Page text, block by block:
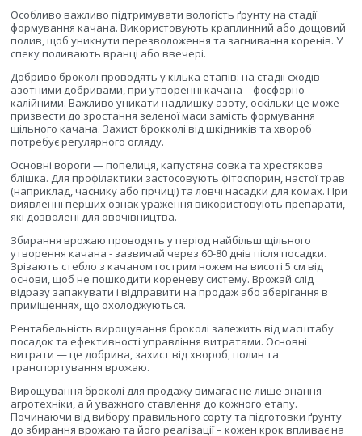
Особливо важливо підтримувати вологість ґрунту на стадії
формування качана. Використовують краплинний або дощовий
полив, щоб уникнути перезволоження та загнивання коренів. У
спеку поливають вранці або ввечері.
Добриво броколі проводять у кілька етапів: на стадії сходів –
азотними добривами, при утворенні качана – фосфорно-
калійними. Важливо уникати надлишку азоту, оскільки це може
призвести до зростання зеленої маси замість формування
щільного качана. Захист брокколі від шкідників та хвороб
потребує регулярного огляду.
Основні вороги — попелиця, капустяна совка та хрестякова
блішка. Для профілактики застосовують фітоспорин, настої трав
(наприклад, часнику або гірчиці) та ловчі насадки для комах. При
виявленні перших ознак ураження використовують препарати,
які дозволені для овочівництва.
Збирання врожаю проводять у період найбільш щільного
утворення качана - зазвичай через 60-80 днів після посадки.
Зрізають стебло з качаном гострим ножем на висоті 5 см від
основи, щоб не пошкодити кореневу систему. Врожай слід
відразу запакувати і відправити на продаж або зберігання в
приміщеннях, що охолоджуються.
Рентабельність вирощування броколі залежить від масштабу
посадок та ефективності управління витратами. Основні
витрати — це добрива, захист від хвороб, полив та
транспортування врожаю.
Вирощування броколі для продажу вимагає не лише знання
агротехніки, а й уважного ставлення до кожного етапу.
Починаючи від вибору правильного сорту та підготовки ґрунту
до збирання врожаю та його реалізації – кожен крок впливає на